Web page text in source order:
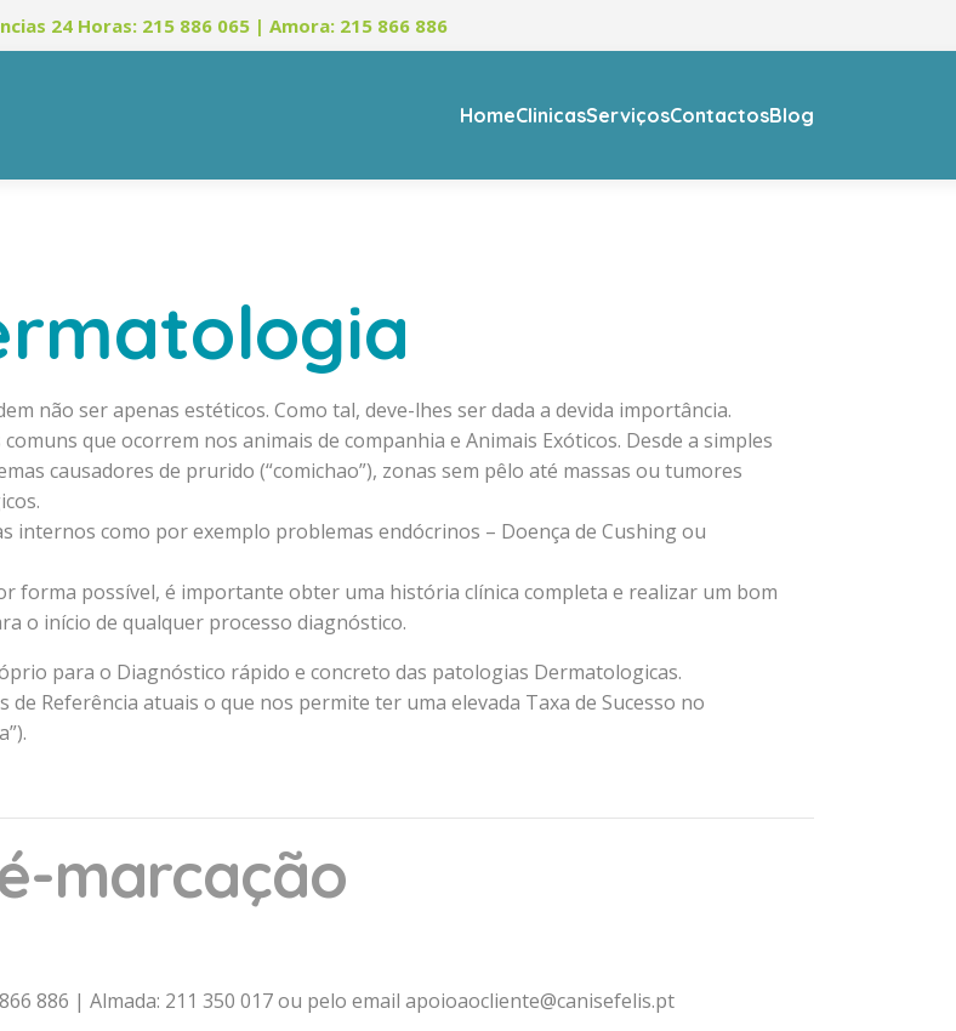
24 Horas: 215 886 065 | Amora: 215 866 886
HomeClinicasServiçosContactosBlog
não ser apenas estéticos. Como tal, deve-lhes ser dada a devida importância.
que ocorrem nos animais de companhia e Animais Exóticos. Desde a simples
causadores de prurido (“comichao”), zonas sem pêlo até massas ou tumores
internos como por exemplo problemas endócrinos – Doença de Cushing ou
forma possível, é importante obter uma história clínica completa e realizar um bom
o início de qualquer processo diagnóstico.
para o Diagnóstico rápido e concreto das patologias Dermatologicas.
Referência atuais o que nos permite ter uma elevada Taxa de Sucesso no
marcação
886 | Almada: 211 350 017 ou pelo email apoioaocliente@canisefelis.pt